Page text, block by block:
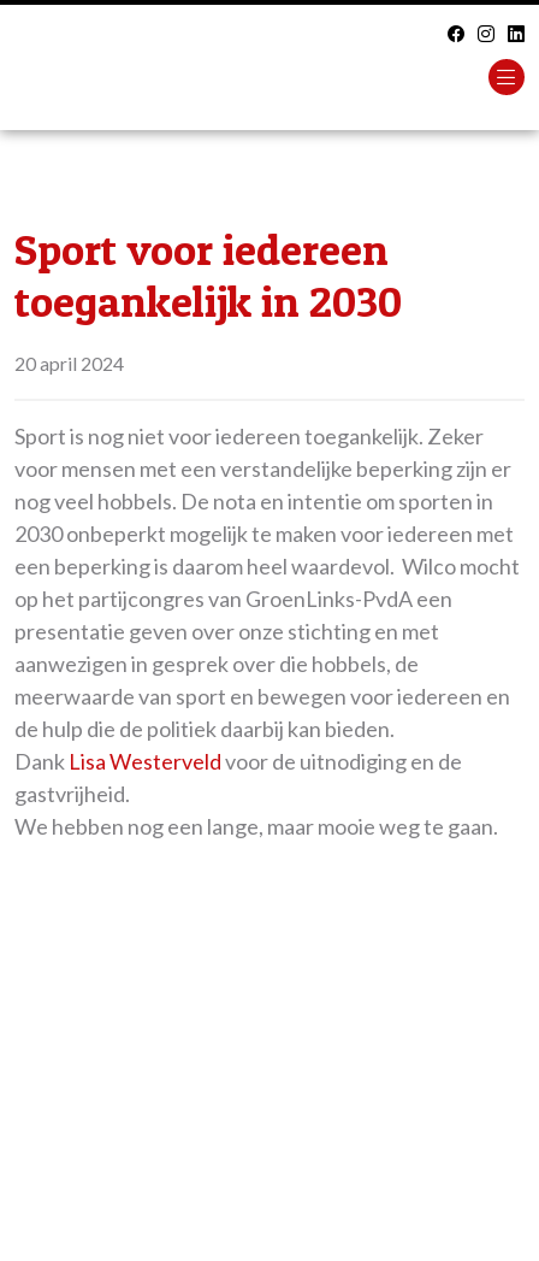
Sport voor iedereen
toegankelijk in 2030
20 april 2024
Sport is nog niet voor iedereen toegankelijk. Zeker
voor mensen met een verstandelijke beperking zijn er
nog veel hobbels. De nota en intentie om sporten in
2030 onbeperkt mogelijk te maken voor iedereen met
een beperking is daarom heel waardevol. Wilco mocht
op het partijcongres van GroenLinks-PvdA een
presentatie geven over onze stichting en met
aanwezigen in gesprek over die hobbels, de
meerwaarde van sport en bewegen voor iedereen en
de hulp die de politiek daarbij kan bieden.
Dank Lisa Westerveldvoor de uitnodiging en de
gastvrijheid.
We hebben nog een lange, maar mooie weg te gaan.